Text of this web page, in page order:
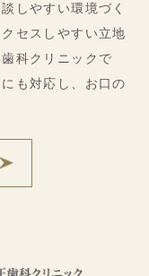
しやすい環境づく
セスしやすい立地
科クリニックで
も対応し、お口の